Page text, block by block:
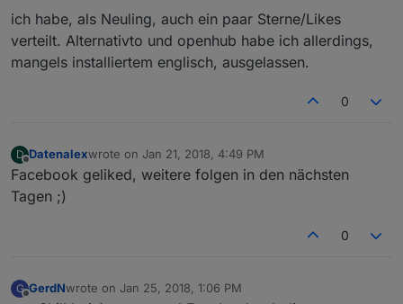
ich habe, als Neuling, auch ein paar Sterne/Likes
verteilt. Alternativto und openhub habe ich allerdings,
mangels installiertem englisch, ausgelassen.
0
D
Offline
Datenalexwrote on Jan 21, 2018, 4:49 PM
last edited by
Facebook geliked, weitere folgen in den nächsten
Tagen ;)
0
G
Offline
GerdNwrote on Jan 25, 2018, 1:06 PM
last edited by